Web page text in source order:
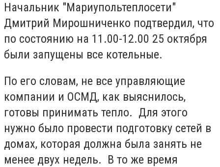
Начальник "Мариупольтеплосети"
Дмитрий Мирошниченко подтвердил, что
по состоянию на 11.00-12.00 25 октября
были запущены все котельные.
По его словам, не все управляющие
компании и ОСМД, как выяснилось,
готовы принимать тепло. Для этого
нужно было провести подготовку сетей в
домах, которая должна была занять не
менее двух недель. В то же время